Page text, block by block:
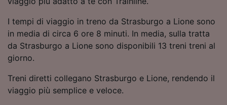
I tempi di viaggio in treno da Strasburgo a Lione sono
in media di circa 6 ore 8 minuti. In media, sulla tratta
da Strasburgo a Lione sono disponibili 13 treni treni al
giorno.
Treni diretti collegano Strasburgo e Lione, rendendo il
viaggio più semplice e veloce.
Utilizzare dati di geolocalizzazione precisi.
Scansione attiva delle caratteristiche del
dispositivo ai fini dell’identificazione.
Archiviare informazioni su dispositivo e/o
accedervi. Pubblicità e contenuti
personalizzati, misurazione delle prestazioni
pubblico, sviluppo di servizi.